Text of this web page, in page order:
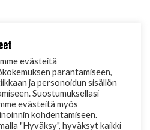
oikeudet pidätetään.
evästeitä
parantamiseen,
ja personoidun sisällön
Suostumuksellasi
evästeitä myös
kohdentamiseen.
"Hyväksy", hyväksyt kaikki